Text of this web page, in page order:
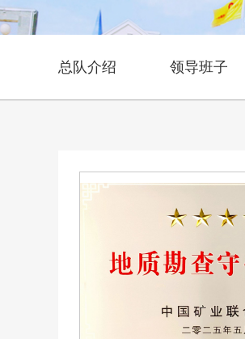
总队介绍 领导班子